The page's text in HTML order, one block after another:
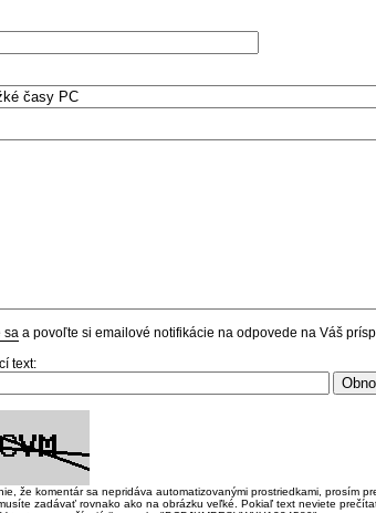
sa a povoľte si emailové notifikácie na odpovede na Váš
text:
že komentár sa nepridáva automatizovanými prostriedkami, prosím
zadávať rovnako ako na obrázku veľké. Pokiaľ text neviete